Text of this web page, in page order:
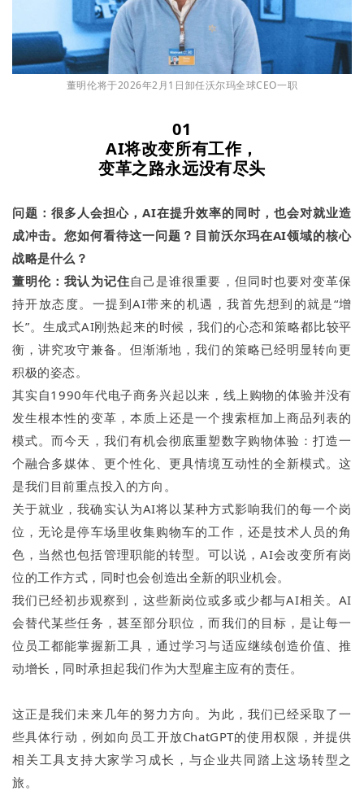
董明伦将于2026年2月1日卸任沃尔玛全球CEO一职
01
AI将改变所有工作，
变革之路永远没有尽头
问题：很多人会担心，AI在提升效率的同时，也会对就业造
成冲击。您如何看待这一问题？目前沃尔玛在AI领域的核心
战略是什么？
董明伦：我认为记住自己是谁很重要，但同时也要对变革保
持开放态度。一提到AI带来的机遇，我首先想到的就是“增
长”。生成式AI刚热起来的时候，我们的心态和策略都比较平
衡，讲究攻守兼备。但渐渐地，我们的策略已经明显转向更
积极的姿态。
其实自1990年代电子商务兴起以来，线上购物的体验并没有
发生根本性的变革，本质上还是一个搜索框加上商品列表的
模式。而今天，我们有机会彻底重塑数字购物体验：打造一
个融合多媒体、更个性化、更具情境互动性的全新模式。这
是我们目前重点投入的方向。
关于就业，我确实认为AI将以某种方式影响我们的每一个岗
位，无论是停车场里收集购物车的工作，还是技术人员的角
色，当然也包括管理职能的转型。可以说，AI会改变所有岗
位的工作方式，同时也会创造出全新的职业机会。
我们已经初步观察到，这些新岗位或多或少都与AI相关。AI
会替代某些任务，甚至部分职位，而我们的目标，是让每一
位员工都能掌握新工具，通过学习与适应继续创造价值、推
动增长，同时承担起我们作为大型雇主应有的责任。
这正是我们未来几年的努力方向。为此，我们已经采取了一
些具体行动，例如向员工开放ChatGPT的使用权限，并提供
相关工具支持大家学习成长，与企业共同踏上这场转型之
旅。